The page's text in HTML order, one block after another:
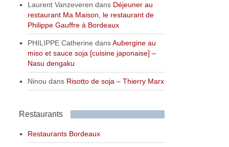
Laurent Vanzeveren dans Déjeuner au
restaurant Ma Maison, le restaurant de
Philippe Gauffre à Bordeaux
PHILIPPE Catherine dansAubergine au
miso et sauce soja [cuisine japonaise] –
Nasu dengaku
Ninou dans Risotto de soja – Thierry Marx
Restaurants
Restaurants Bordeaux